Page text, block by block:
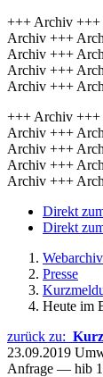
+++ Archiv
Archiv +++
Archiv +++
Archiv +++
Archiv +++
+++ Archiv
Archiv +++
Archiv +++
Archiv +++
Archiv +++
Direkt
Direkt
Webarchiv
Presse
Heute im
zurück zu:
23.09.2019
Anfrage — hib